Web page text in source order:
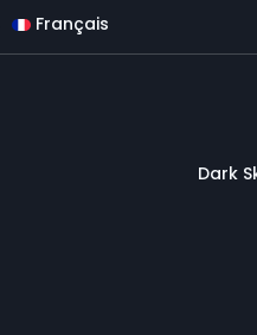
Français
Dark